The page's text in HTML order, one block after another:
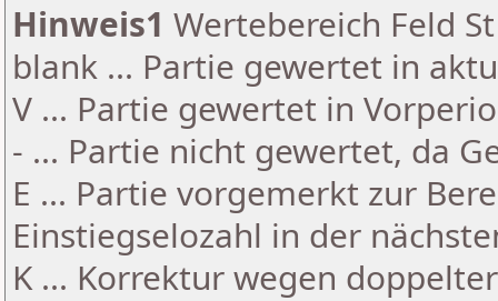
Hinweis1 Wertebereich Feld
blank ... Partie gewertet in
V ... Partie gewertet in
- ... Partie nicht gewertet, da
E ... Partie vorgemerkt zur
Einstiegselozahl in der
K ... Korrektur wegen